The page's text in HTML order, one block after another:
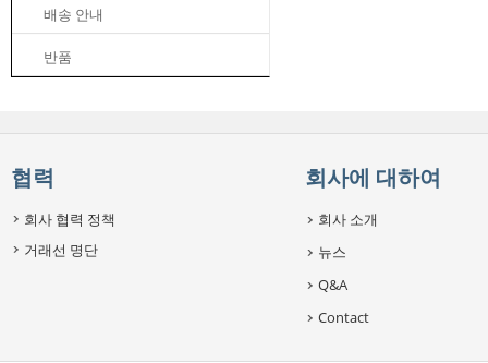
배송 안내
반품
협력
회사 협력 정책
거래선 명단
회사에 대하여
회사 소개
뉴스
Q&A
Contact